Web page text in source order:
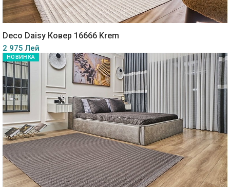
Deco Daisy Ковер 16666 Krem
2 975 Лей
НОВИНКА